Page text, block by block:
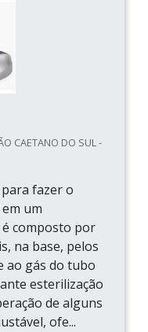
CAETANO DO SUL -
fazer o
um
composto por
na base, pelos
ao gás do tubo
esterilização
de alguns
ofe...